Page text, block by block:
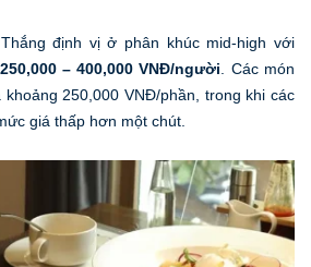
định vị ở phân khúc mid-high với
250,000 – 400,000 VNĐ/người. Các món
250,000 VNĐ/phần, trong khi các
giá thấp hơn một chút.